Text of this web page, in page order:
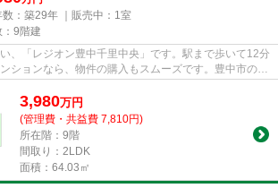
：築29年 ｜販売中： 1室
：9階建
、「レジオン豊中千里中央」です。駅まで歩いて12分
ションなら、物件の購入もスムーズです。豊中市の不
3,980万円
(管理費・共益費 7,810円)
所在階：9階
間取り：2LDK
面積：64.03㎡